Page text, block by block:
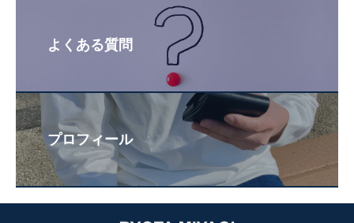
よくある質問
プロフィール